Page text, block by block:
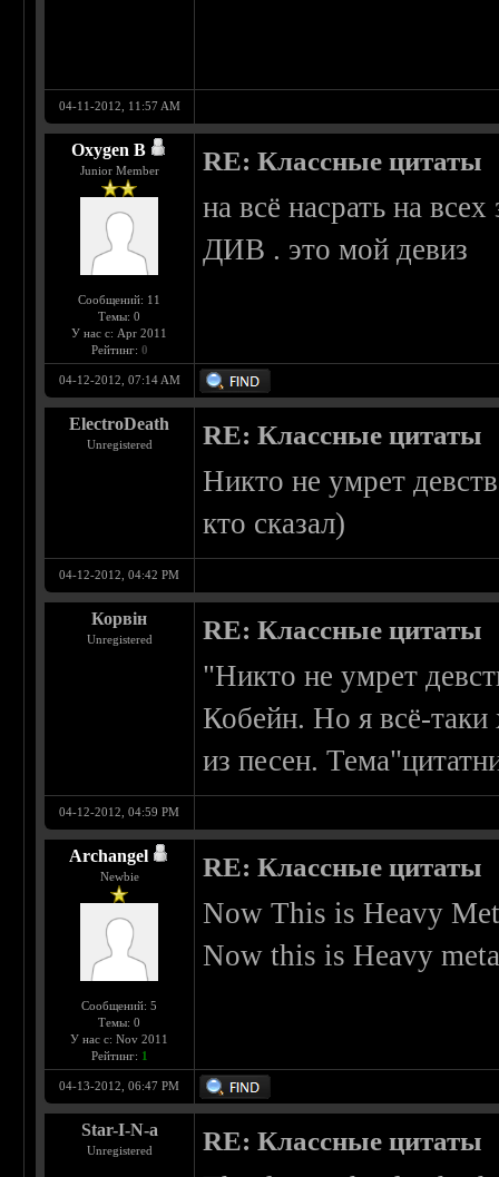
04-11-2012, 11:57 AM
Oxygen B
Junior Member
Сообщений: 11
Темы: 0
У нас с: Apr 2011
Рейтинг: 0
RE: Классные цитаты
на всё насрать на
ДИВ . это мой девиз
04-12-2012, 07:14 AM
ElectroDeath
Unregistered RE: Классные цитаты
Никто не умрет
кто сказал)
04-12-2012, 04:42 PM
Корвін
Unregistered RE: Классные цитаты
"Никто не умрет
Кобейн. Но я всё-таки
из песен.
04-12-2012, 04:59 PM
Archangel
Newbie
Сообщений: 5
Темы: 0
У нас с: Nov 2011
Рейтинг: 1
RE: Классные цитаты
Now This is Heavy
Now this is Heavy
04-13-2012, 06:47 PM
Star-I-N-a
Unregistered RE: Классные цитаты